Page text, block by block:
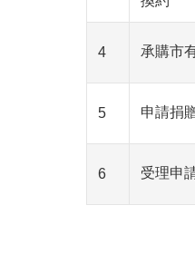
4 承購市
5 申請捐
6 受理申